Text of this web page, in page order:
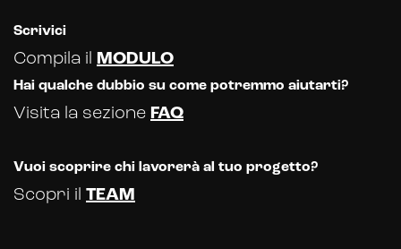
Scrivici
Compila il MODULO
Hai qualche dubbio su come potremmo aiutarti?
Visita la sezione FAQ
Vuoi scoprire chi lavorerà al tuo progetto?
Scopri il TEAM